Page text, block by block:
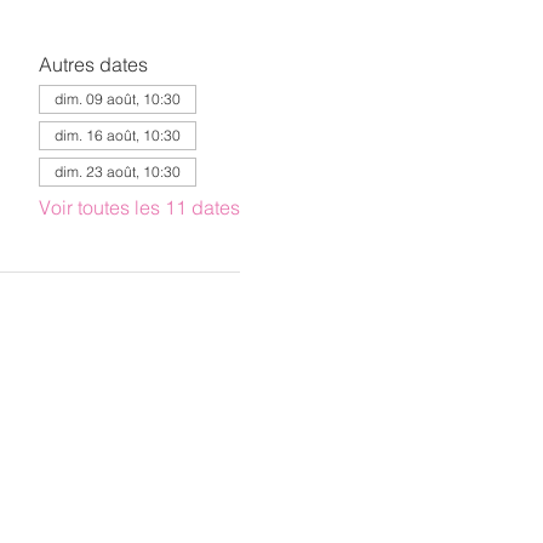
Autres dates
dim. 09 août, 10:30
dim. 16 août, 10:30
dim. 23 août, 10:30
Voir toutes les 11 dates